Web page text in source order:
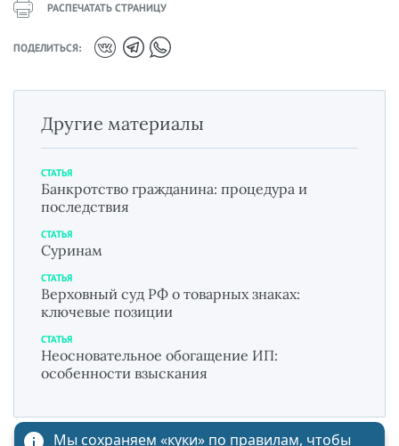
РАСПЕЧАТАТЬ СТРАНИЦУ
ПОДЕЛИТЬСЯ:
Другие материалы
СТАТЬЯ
Банкротство гражданина: процедура и
последствия
СТАТЬЯ
Суринам
СТАТЬЯ
Верховный суд РФ о товарных знаках:
ключевые позиции
СТАТЬЯ
Неосновательное обогащение ИП:
особенности взыскания
Мы сохраняем «куки» по правилам, чтобы